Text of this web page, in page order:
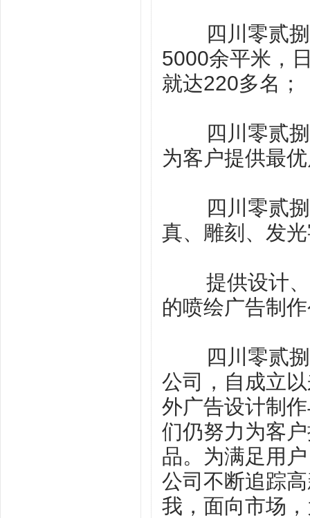
四川零贰捌
5000余平米，
就达220多名；
四川零贰捌
为客户提供最
四川零贰捌
真、雕刻、发
提供设计、
的喷绘广告制
四川零贰捌
公司，自成立
外广告设计制
们仍努力为客
品。为满足用
公司不断追踪
我，面向市场